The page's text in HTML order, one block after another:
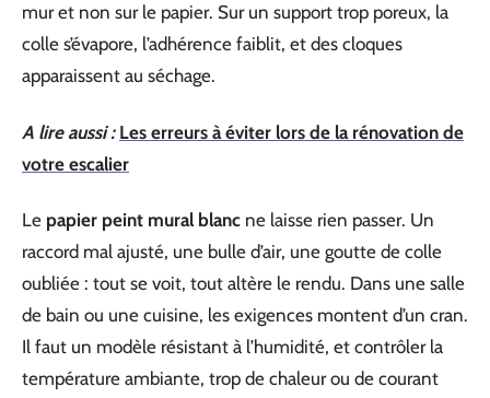
mur et non sur le papier. Sur un support trop poreux, la
colle s’évapore, l’adhérence faiblit, et des cloques
apparaissent au séchage.
A lire aussi : Les erreurs à éviter lors de la rénovation de
votre escalier
Le papier peint mural blanc ne laisse rien passer. Un
raccord mal ajusté, une bulle d’air, une goutte de colle
oubliée : tout se voit, tout altère le rendu. Dans une salle
de bain ou une cuisine, les exigences montent d’un cran.
Il faut un modèle résistant à l’humidité, et contrôler la
température ambiante, trop de chaleur ou de courant